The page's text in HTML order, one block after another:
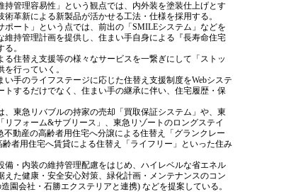
管理容易性」という観点では、内外装を塗装仕上げとす
革新による新製品が活かせる工法・仕様を採用する。
ート」という点では、前出の「SMILEシステム」などを
維持管理計画を提供し、住まい手自身による『長寿命住宅
。
住替え支援等の様々なサービスを一繋ぎにして「ストッ
行っていく。
手のライフステージに応じた住替え支援制度をWebシステ
トするだけでなく、住まい手の継承に伴い、住宅履歴・保
東急リバブルの持家の売却「買取保証システム」や、東
フォーム&サブリース」、東急リゾートのロングステイ
不動産の高齢者用住宅へ分譲による住替え「グランクレー
者用住宅へ賃貸による住替え「ライフリー」といった住み
・内装の維持管理配慮をはじめ、ハイレベルな省エネル
えた健康・安全安心対策、緑化計画・メンテナンスのコン
園会社・石勝エクステリアと連携) などを提案している。